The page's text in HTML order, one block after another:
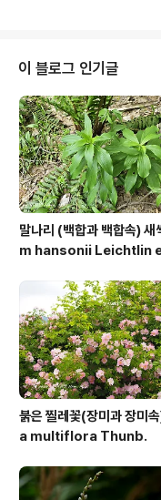
이 블로그 인기글
말나리 (백합과 백합속)
m hansonii Leichtlin
붉은 찔레꽃(장미과 장미
a multiflora Thunb.